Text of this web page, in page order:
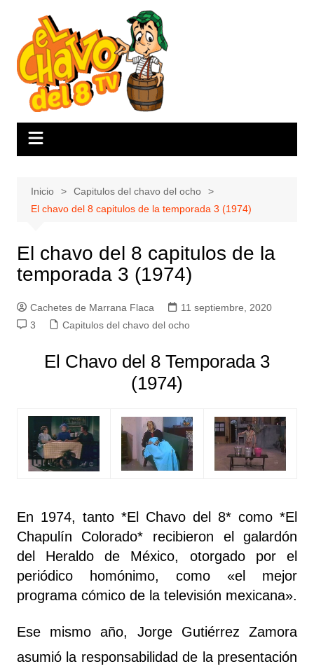
contenido
Inicio
Capitulos del chavo del ocho
El chavo del 8 capitulos de la temporada 3 (1974)
El chavo del 8 capitulos de la
temporada 3 (1974)
Cachetes de Marrana Flaca
11 septiembre, 2020
3
Capitulos del chavo del ocho
El Chavo del 8 Temporada 3
(1974)
En 1974, tanto *El Chavo del 8* como *El
Chapulín Colorado* recibieron el galardón
del Heraldo de México, otorgado por el
periódico homónimo, como «el mejor
programa cómico de la televisión mexicana».
Ese mismo año, Jorge Gutiérrez Zamora
asumió la responsabilidad de la presentación